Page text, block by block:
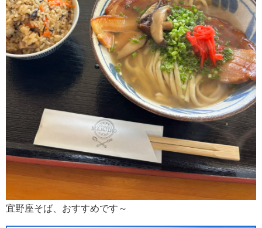
宜野座そば、おすすめです～